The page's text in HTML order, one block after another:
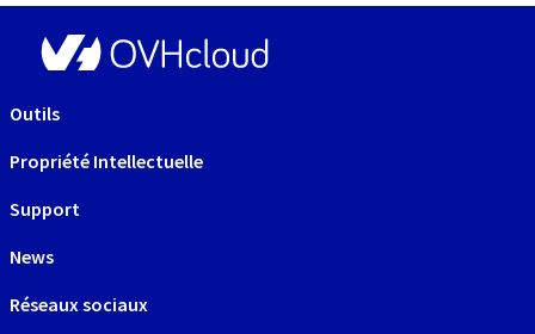
Outils
Propriété Intellectuelle
Support
News
Réseaux sociaux